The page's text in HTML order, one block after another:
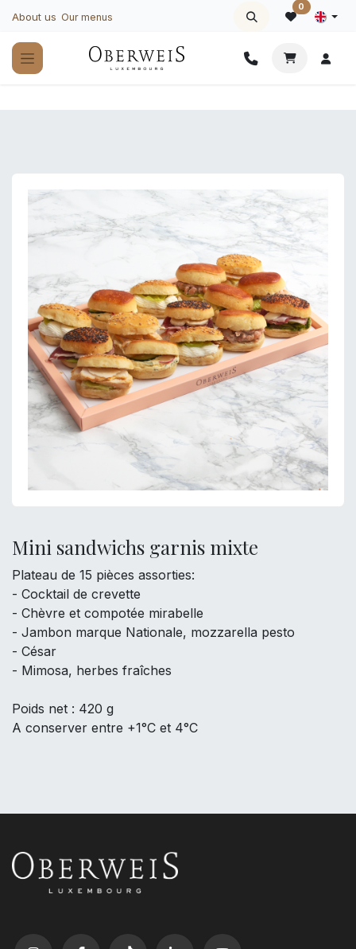
About us Our menus
0
Mini sandwichs garnis mixte
Plateau de 15 pièces assorties:
- Cocktail de crevette
- Chèvre et compotée mirabelle
- Jambon marque Nationale, mozzarella pesto
- César
- Mimosa, herbes fraîches
Poids net : 420 g
A conserver entre +1°C et 4°C